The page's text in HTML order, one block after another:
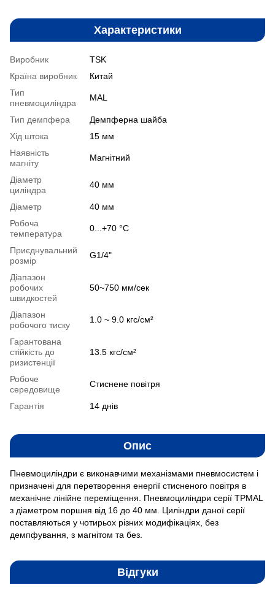
Характеристики
Виробник
TSK
Країна виробник
Китай
Тип
пневмоциліндра
MAL
Тип демпфера
Демпферна шайба
Хід штока
15 мм
Наявність
магніту
Магнітний
Діаметр
циліндра
40 мм
Діаметр
40 мм
Робоча
температура
0...+70 °С
Приєднувальний
розмір
G1/4"
Діапазон
робочих
швидкостей
50~750 мм/сек
Діапазон
робочого тиску
1.0 ~ 9.0 кгс/см²
Гарантована
стійкість до
ризистенції
13.5 кгс/см²
Робоче
середовище
Стиснене повітря
Гарантія 14 днів
Опис
Пневмоциліндри є виконавчими механізмами пневмосистем і
призначені для перетворення енергії стисненого повітря в
механічне лінійне переміщення. Пневмоциліндри серії TPMAL
з діаметром поршня від 16 до 40 мм. Циліндри даної серії
поставляються у чотирьох різних модифікаціях, без
демпфування, з магнітом та без.
Відгуки